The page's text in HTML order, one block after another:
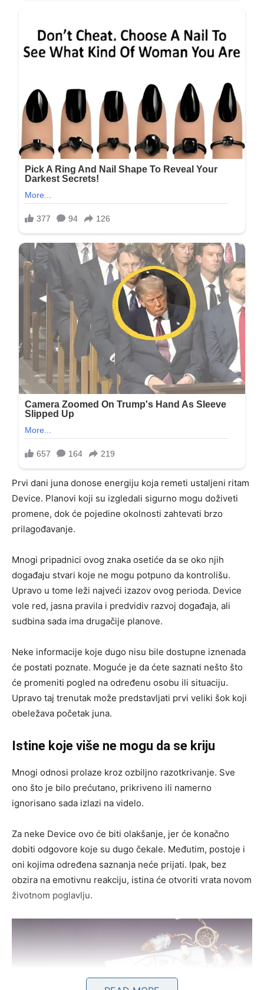
Prvi dani juna donose energiju koja remeti ustaljeni ritam
Device. Planovi koji su izgledali sigurno mogu doživeti
promene, dok će pojedine okolnosti zahtevati brzo
prilagođavanje.
Mnogi pripadnici ovog znaka osetiće da se oko njih
događaju stvari koje ne mogu potpuno da kontrolišu.
Upravo u tome leži najveći izazov ovog perioda. Device
vole red, jasna pravila i predvidiv razvoj događaja, ali
sudbina sada ima drugačije planove.
Neke informacije koje dugo nisu bile dostupne iznenada
će postati poznate. Moguće je da ćete saznati nešto što
će promeniti pogled na određenu osobu ili situaciju.
Upravo taj trenutak može predstavljati prvi veliki šok koji
obeležava početak juna.
Istine koje više ne mogu da se kriju
Mnogi odnosi prolaze kroz ozbiljno razotkrivanje. Sve
ono što je bilo prećutano, prikriveno ili namerno
ignorisano sada izlazi na videlo.
Za neke Device ovo će biti olakšanje, jer će konačno
dobiti odgovore koje su dugo čekale. Međutim, postoje i
oni kojima određena saznanja neće prijati. Ipak, bez
obzira na emotivnu reakciju, istina će otvoriti vrata novom
životnom poglavlju.